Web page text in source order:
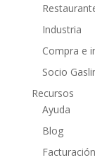
Industria
Compra e
Socio
Recursos
Ayuda
Blog
Facturación